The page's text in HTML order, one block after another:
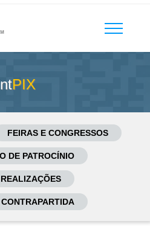
PIX
FEIRAS E CONGRESSOS
DE PATROCÍNIO